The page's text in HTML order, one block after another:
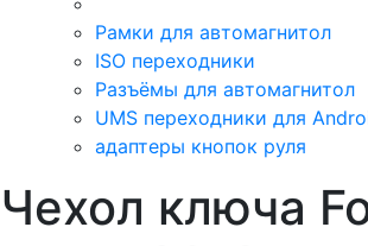
Рамки для автомагнитол
ISO переходники
Разъёмы для автомагнитол
UMS переходники для
адаптеры кнопок руля
Чехол ключа